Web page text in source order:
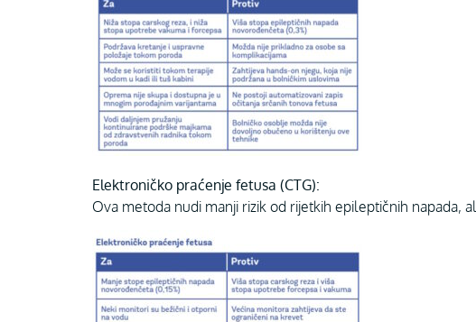
Elektroničko praćenje fetusa (CTG):
Ova metoda nudi manji rizik od rijetkih epileptičnih napada,